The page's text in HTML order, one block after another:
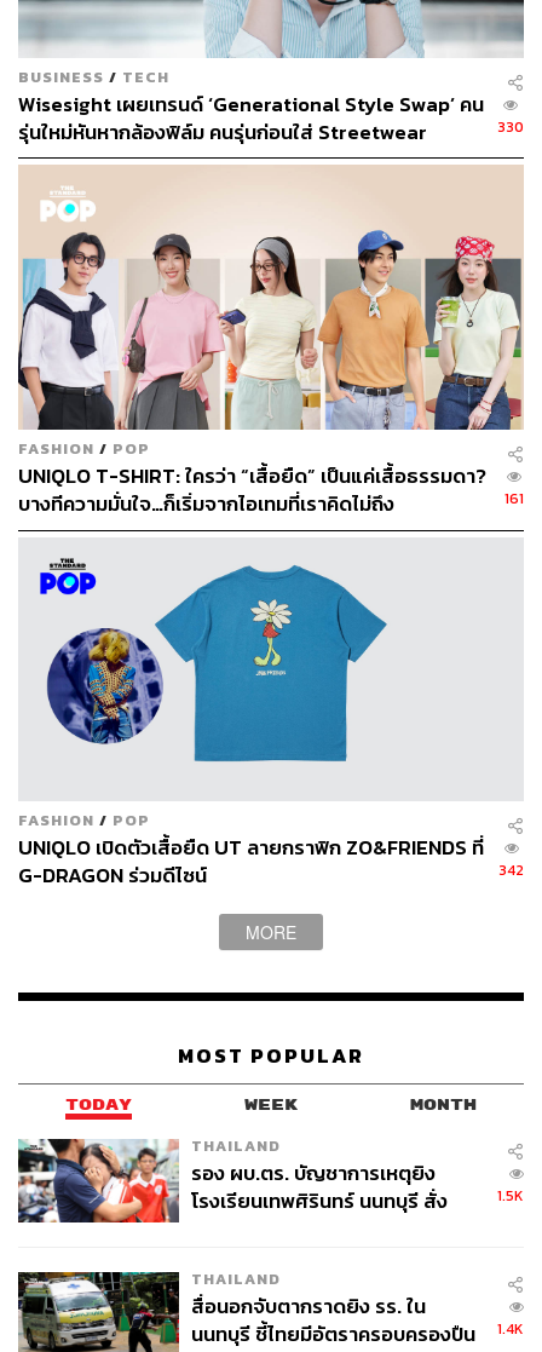
UNIQLO : C คอลเล็กชัน Spring/Summer 2024
แม้ว่า UNIQLO : C จะออกแบบมาเพื่อผู้หญิงเป็นหลักก็
จริง แต่ก็ไม่ได้มีแต่ผู้หญิงเท่านั้นที่ชื่นชอบคอลเล็กชันนี้
คุณรู้สึกอย่างไรบ้าง
การได้ร่วมงานกับ UNIQLO ถือเป็นเรื่องเซอร์ไพรส์มาก
สำหรับฉัน เนื่องจากพวกเขามีกลุ่มลูกค้าที่มีความหลาก
หลายมาก และช่วงที่ผ่านมาฉันก็ได้รับข้อความจำนวนมาก
จากแฟนๆ ทั่วทุกมุมโลก มันเพลิดเพลินมากที่ได้เห็นผู้คน
พยายามสร้างสรรค์สไตล์ที่มีเอกลักษณ์เฉพาะตัวขึ้นมา และ
ไม่ใช่เฉพาะแค่ผู้หญิง เพราะฉันยังได้รับข้อความมากมาย
จากกลุ่มผู้ชายที่สนใจในสิ่งที่ฉันกำลังทำ พวกเขารู้ว่าฉันเคย
ทำเสื้อผ้าผู้ชายมาก่อนและชอบในสไตล์ที่ฉันเคยทำ หลายๆ
คนจึงมีการตีความเสื้อผ้าบางชิ้นจากคอลเล็กชันสำหรับผู้
หญิงในรูปแบบที่แตกต่างกันออกไป ความจริงแล้วเสื้อผ้าบาง
รับการดีไซน์ด้วยความรู้สึกแบบยูนิเซ็กซ์ ดังนั้นฉันจึงสนุกกับ
การค้นพบสไตล์ใหม่ๆ ที่พวกเขาสไตลิ่งขึ้นมาก และหวังว่าจะ
ได้เห็นเพิ่มมากขึ้นอีกเร็วๆ นี้
รู้สึกอย่างไรเมื่อแบรนด์อย่าง UNIQLO ยังคงสนับสนุน
ดีไซเนอร์ผู้หญิงเช่นคุณด้วย
นี่คือสิ่งที่ฉันชื่นชม UNIQLO จากใจจริง ในวันที่ชื่อของผู้หญิง
ค่อยๆ หายไปจากหน้าอุตสาหกรรมแฟชั่น โดยเฉพาะอย่างยิ่ง
ในกลุ่ม Top Tier ฉันรู้สึกดีใจและเป็นเกียรติอย่างสูงที่ได้รับ
เช่นเดียวกับตอนที่ UNIQLO เลือก Jil Sander สร้างสรรค์
นับถืออย่างมาก การที่ UNIQLO สามารถดึงเซนส์ทั้งในด้าน
ผ่านคอลเล็กชันเสื้อผ้าในราคาที่ทุกคนสามารถจับต้องได้นั้น
ถือเป็นเรื่องมหัศจรรย์มาก แน่นอนว่านี่เป็นการเปลี่ยนแปลง
ทิศทางของตลาดไปอย่างสิ้นเชิงด้วย และฉันเองก็หวังเป็น
อย่างยิ่งว่าคอลเล็กชันของฉันจะเป็นเช่นนั้นเหมือนกัน
BUSINESS / TECH
Wisesight เผยเทรนด์ ‘Generational Style Swap’ คน
รุ่นใหม่หันหากล้องฟิล์ม คนรุ่นก่อนใส่ Streetwear
สะท้อนอายุไม่ใช่ตัวกำหนดรสนิยม
330
FASHION / POP
UNIQLO T-SHIRT: ใครว่า “เสื้อยืด” เป็นแค่เสื้อธรรมดา?
บางทีความมั่นใจ…ก็เริ่มจากไอเทมที่เราคิดไม่ถึง
161
FASHION / POP
UNIQLO เปิดตัวเสื้อยืด UT ลายกราฟิก ZO&FRIENDS ที่
G-DRAGON ร่วมดีไซน์
342
MORE
MOST POPULAR
TODAY WEEK MONTH
THAILAND
รอง ผบ.ตร. บัญชาการเหตุยิง
โรงเรียนเทพศิรินทร์ นนทบุรี สั่ง
1.5K
THAILAND
สื่อนอกจับตากราดยิง รร. ใน
นนทบุรี ชี้ไทยมีอัตราครอบครองปืน
1.4K